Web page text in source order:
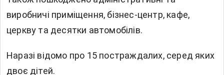
виробничі приміщення, бізнес-центр, кафе,
церкву та десятки автомобілів.
Наразі відомо про 15 постраждалих, серед яких
двоє дітей.